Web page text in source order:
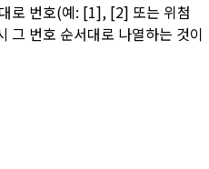
로 번호(예: [1], [2] 또는 위첨
그 번호 순서대로 나열하는 것이